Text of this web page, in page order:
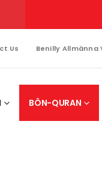
Us Benilly Allmänna
BÖN-QURAN